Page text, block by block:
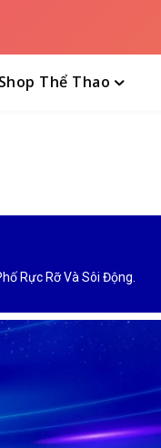
Shop Thể Thao
Thành Phố Rực Rỡ Và Sôi Động.